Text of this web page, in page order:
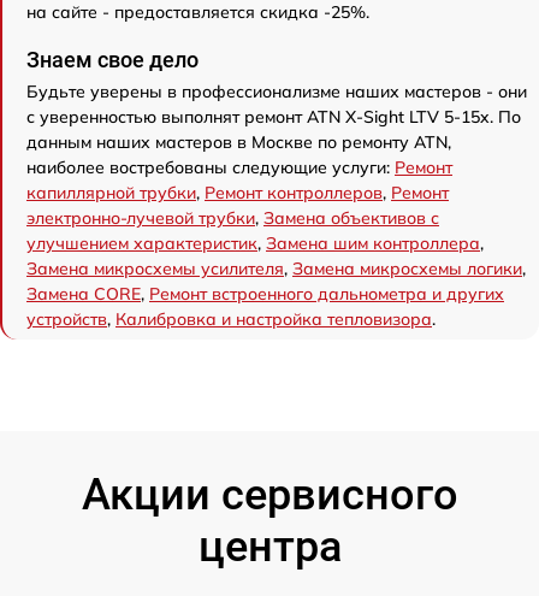
на сайте - предоставляется скидка -25%.
Знаем свое дело
Будьте уверены в профессионализме наших мастеров - они
с уверенностью выполнят ремонт ATN X-Sight LTV 5-15x. По
данным наших мастеров в Москве по ремонту ATN,
наиболее востребованы следующие услуги: Ремонт
капиллярной трубки, Ремонт контроллеров, Ремонт
электронно-лучевой трубки, Замена объективов с
улучшением характеристик, Замена шим контроллера,
Замена микросхемы усилителя, Замена микросхемы логики,
Замена CORE, Ремонт встроенного дальнометра и других
устройств, Калибровка и настройка тепловизора.
Акции сервисного
центра